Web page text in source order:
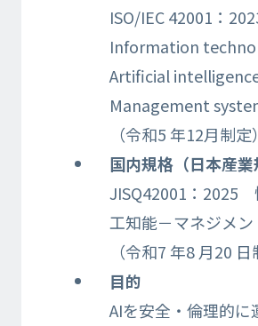
ISO/IEC 42001：
Information
Artificial
Management
（令和5 年12月制定）
国内規格（日本産業
JISQ42001：2025
工知能－マネジメン
（令和7 年8 月20 日
目的
AIを安全・倫理的に